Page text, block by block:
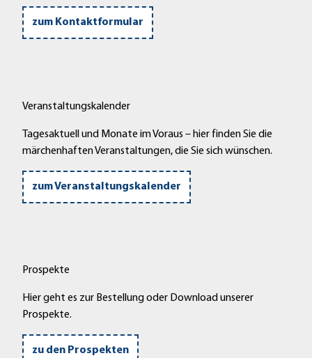
zum Kontaktformular
Veranstaltungskalender
Tagesaktuell und Monate im Voraus – hier finden Sie die
märchenhaften Veranstaltungen, die Sie sich wünschen.
zum Veranstaltungskalender
Prospekte
Hier geht es zur Bestellung oder Download unserer
Prospekte.
zu den Prospekten